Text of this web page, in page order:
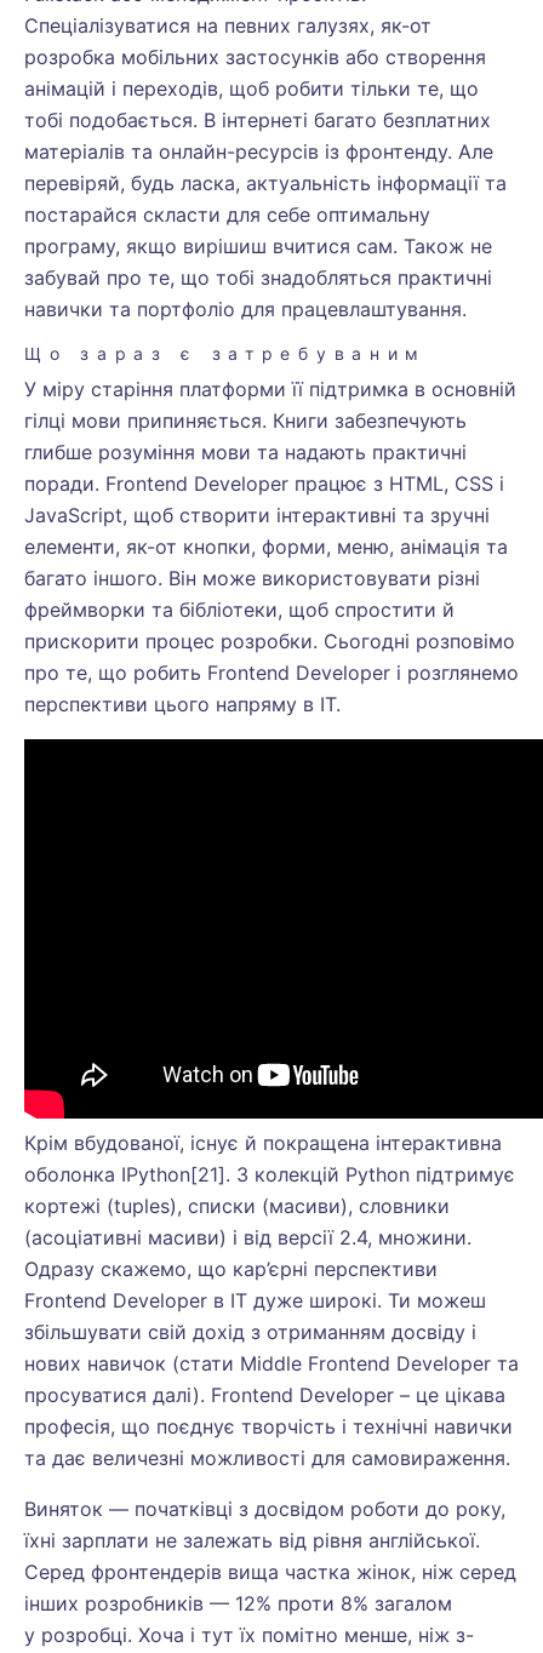
Спеціалізуватися на певних галузях, як-от
розробка мобільних застосунків або створення
анімацій і переходів, щоб робити тільки те, що
тобі подобається. В інтернеті багато безплатних
матеріалів та онлайн-ресурсів із фронтенду. Але
перевіряй, будь ласка, актуальність інформації та
постарайся скласти для себе оптимальну
програму, якщо вирішиш вчитися сам. Також не
забувай про те, що тобі знадобляться практичні
навички та портфоліо для працевлаштування.
Що зараз є затребуваним
У міру старіння платформи її підтримка в основній
гілці мови припиняється. Книги забезпечують
глибше розуміння мови та надають практичні
поради. Frontend Developer працює з HTML, CSS і
JavaScript, щоб створити інтерактивні та зручні
елементи, як-от кнопки, форми, меню, анімація та
багато іншого. Він може використовувати різні
фреймворки та бібліотеки, щоб спростити й
прискорити процес розробки. Сьогодні розповімо
про те, що робить Frontend Developer і розглянемо
перспективи цього напряму в IT.
Крім вбудованої, існує й покращена інтерактивна
оболонка IPython[21]. З колекцій Python підтримує
кортежі (tuples), списки (масиви), словники
(асоціативні масиви) і від версії 2.4, множини.
Одразу скажемо, що кар’єрні перспективи
Frontend Developer в IT дуже широкі. Ти можеш
збільшувати свій дохід з отриманням досвіду і
нових навичок (стати Middle Frontend Developer та
просуватися далі). Frontend Developer – це цікава
професія, що поєднує творчість і технічні навички
та дає величезні можливості для самовираження.
Виняток — початківці з досвідом роботи до року,
їхні зарплати не залежать від рівня англійської.
Серед фронтендерів вища частка жінок, ніж серед
інших розробників — 12% проти 8% загалом
у розробці. Хоча і тут їх помітно менше, ніж з-